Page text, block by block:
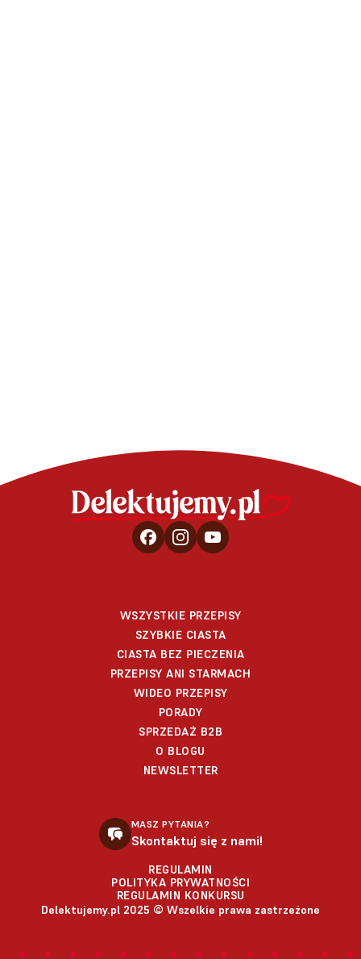
WSZYSTKIE PRZEPISY
SZYBKIE CIASTA
CIASTA BEZ PIECZENIA
PRZEPISY ANI STARMACH
WIDEO PRZEPISY
PORADY
SPRZEDAŻ B2B
O BLOGU
NEWSLETTER
MASZ PYTANIA?
Skontaktuj się z nami!
REGULAMIN
POLITYKA PRYWATNOŚCI
REGULAMIN KONKURSU
Delektujemy.pl 2025 © Wszelkie prawa zastrzeżone